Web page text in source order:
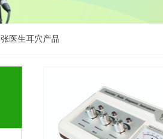
张医生耳穴产品